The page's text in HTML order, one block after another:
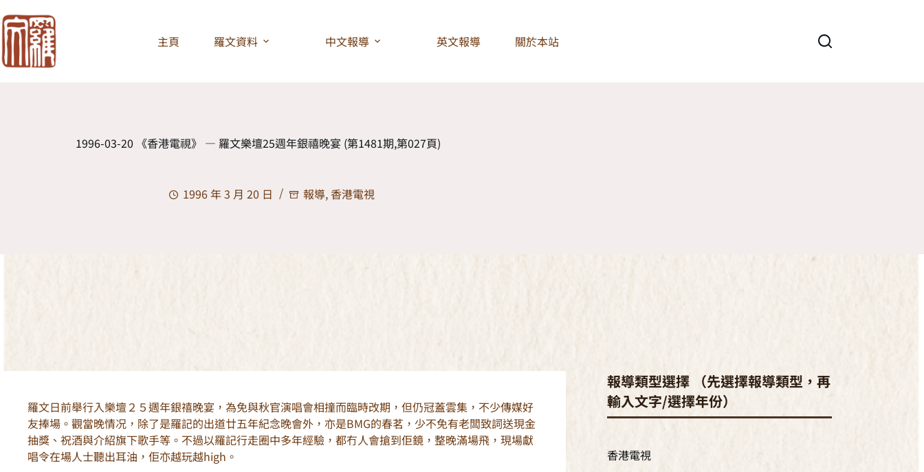
主頁 羅文資料 中文報導 英文報導 關於本站
1996-03-20 《香港電視》 — 羅文樂壇25週年銀禧晚宴 (第1481期,第027頁)
1996 年 3 月 20 日 報導, 香港電視
羅文日前舉行入樂壇２５週年銀禧晚宴，為免與秋官演唱會相撞而臨時改期，但仍冠蓋雲集，不少傳媒好
友捧場。觀當晚情况，除了是羅記的出道廿五年紀念晚會外，亦是BMG的春茗，少不免有老闆致詞送現金
抽獎、祝酒與介紹旗下歌手等。不過以羅記行走圈中多年經驗，都冇人會搶到佢鏡，整晚滿場飛，現場獻
唱令在場人士聽出耳油，佢亦越玩越high。
報導類型選擇 （先選擇報導類型，再
輸入文字/選擇年份）
香港電視